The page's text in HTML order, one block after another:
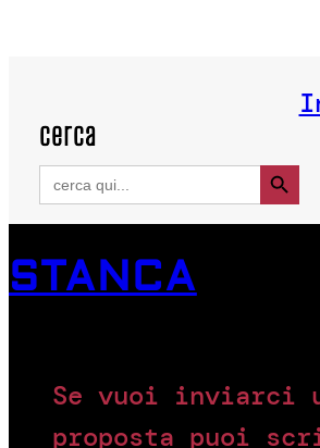
cerca
Search
for:
Search Button
STANCA
Se vuoi inviarci
proposta puoi